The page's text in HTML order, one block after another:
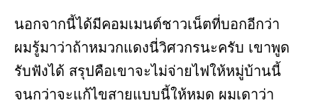
นอกจากนี้ได้มีคอมเมนต์ชาวเน็ตที่บอกอีกว่า
ผมรู้มาว่าถ้าหมวกแดงนี่วิศวกรนะครับ เขาพูด
รับฟังได้ สรุปคือเขาจะไม่จ่ายไฟให้หมู่บ้านนี้
จนกว่าจะแก้ไขสายแบบนี้ให้หมด ผมเดาว่า